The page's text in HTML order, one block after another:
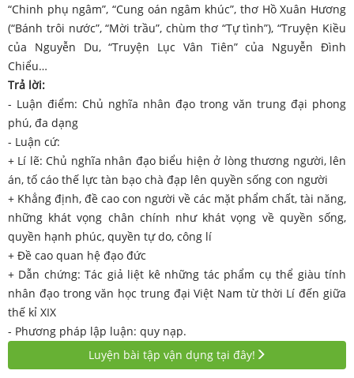
“Chinh phụ ngâm”, “Cung oán ngâm khúc”, thơ Hồ Xuân Hương
(“Bánh trôi nước”, “Mời trầu”, chùm thơ “Tự tình”), “Truyện Kiều
của Nguyễn Du, “Truyện Lục Vân Tiên” của Nguyễn Đình
Chiểu…
Trả lời:
- Luận điểm: Chủ nghĩa nhân đạo trong văn trung đại phong
phú, đa dạng
- Luận cứ:
+ Lí lẽ: Chủ nghĩa nhân đạo biểu hiện ở lòng thương người, lên
án, tố cáo thế lực tàn bạo chà đạp lên quyền sống con người
+ Khẳng định, đề cao con người về các mặt phẩm chất, tài năng,
những khát vọng chân chính như khát vọng về quyền sống,
quyền hạnh phúc, quyền tự do, công lí
+ Đề cao quan hệ đạo đức
+ Dẫn chứng: Tác giả liệt kê những tác phẩm cụ thể giàu tính
nhân đạo trong văn học trung đại Việt Nam từ thời Lí đến giữa
thế kỉ XIX
- Phương pháp lập luận: quy nạp.
Luyện bài tập vận dụng tại đây!